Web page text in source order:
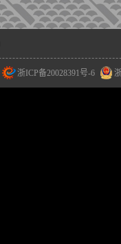
浙ICP备20028391号-6